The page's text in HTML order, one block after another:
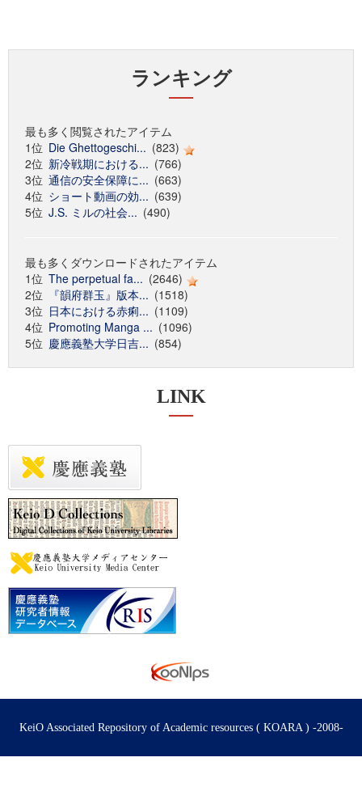
ランキング
最も多く閲覧されたアイテム
1位 Die Ghettogeschi... (823)
2位 新冷戦期における... (766)
3位 通信の安全保障に... (663)
4位 ショート動画の効... (639)
5位 J.S. ミルの社会... (490)
最も多くダウンロードされたアイテム
1位 The perpetual fa... (2646)
2位
『韻府群玉』版本... (1518)
3位 日本における赤痢... (1109)
4位 Promoting Manga ... (1096)
5位 慶應義塾大学日吉... (854)
LINK
KeiO Associated Repository of Academic resources ( KOARA ) -2008-